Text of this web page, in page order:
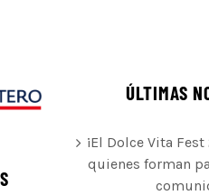
ÚLTIMAS
¡El Dolce Vita
quienes forman